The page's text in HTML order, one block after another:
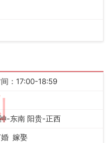
：17:00-18:59
-东南 阳贵-正西
嫁娶